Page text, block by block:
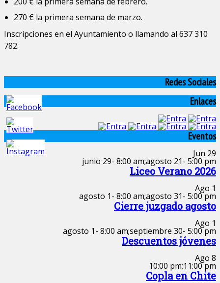
270 € la primera semana de marzo.
Inscripciones en el Ayuntamiento o llamando al 637 310
782.
Redes Sociales
Enlaces
Eventos
Jun 29
junio 29- 8:00 am;agosto 21- 5:00 pm
Liceo Verano 2026
Ago 1
agosto 1- 8:00 am;agosto 31- 5:00 pm
Cierre juzgado agosto
Ago 1
agosto 1- 8:00 am;septiembre 30- 5:00 pm
Descuentos jóvenes
Ago 8
10:00 pm;11:00 pm
Copla en Chite